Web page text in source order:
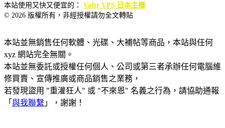
本站使用又快又便宜的： Vultr VPS 日本主機
© 2026 版權所有，非經授權請勿全文轉貼
本站並無銷售任何軟體、光碟、大補帖等商品，本站與任何
xyz 網站完全無關。
本站並無委託或授權任何個人、公司或第三者承辦任何電腦維
修買賣、宣傳推廣或商品銷售之業務，
若發現盜用 "重灌狂人" 或 "不來恩" 名義之行為，請協助通報
「 與我聯繫 」，謝謝！